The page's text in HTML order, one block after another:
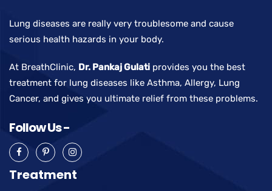
Lung diseases are really very troublesome and cause
serious health hazards in your body.
At BreathClinic, Dr. Pankaj Gulati provides you the best
treatment for lung diseases like Asthma, Allergy, Lung
Cancer, and gives you ultimate relief from these problems.
Follow Us -
Treatment